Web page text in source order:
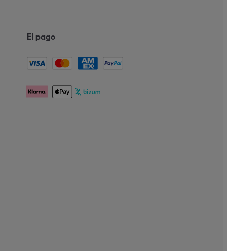
El pago